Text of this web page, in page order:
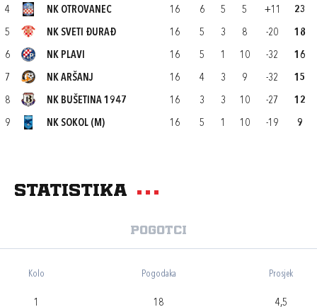
4 NK OTROVANEC 16 6 5 5 +11 23
5 NK SVETI ĐURAĐ 16 5 3 8 -20 18
6 NK PLAVI 16 5 1 10 -32 16
7 NK ARŠANJ 16 4 3 9 -32 15
8 NK BUŠETINA 1947 16 3 3 10 -27 12
9 NK SOKOL (M) 16 5 1 10 -19 9
Statistika
Pogotci
Kolo Pogodaka Prosjek
1 18
4,5